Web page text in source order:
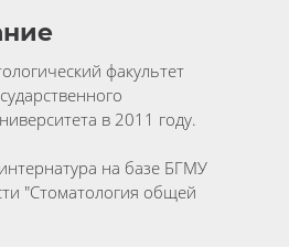
факультет
в 2011 году.
на базе БГМУ
"Стоматология общей